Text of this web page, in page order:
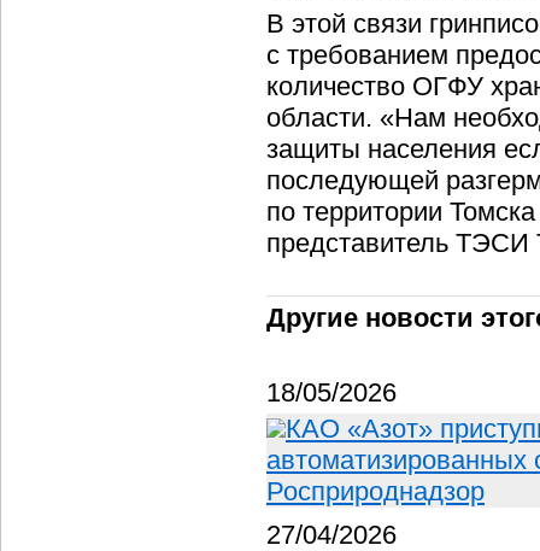
В этой связи
с требованием
количество ОГФУ
области. «Нам
защиты населения
последующей
по территории
представитель ТЭСИ
Другие новости
18/05/2026
КАО «Азот»
автоматизированных
Росприроднадзор
27/04/2026